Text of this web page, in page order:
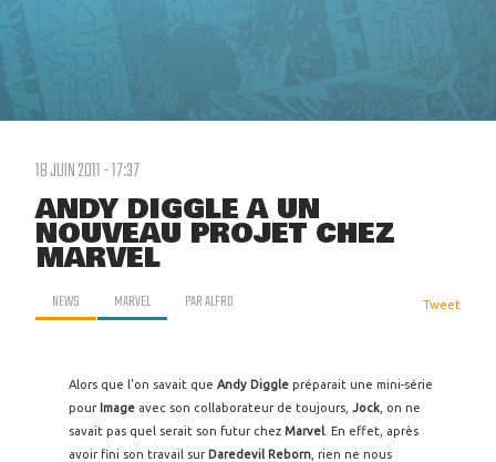
18 JUIN 2011 - 17:37
ANDY DIGGLE A UN
NOUVEAU PROJET CHEZ
MARVEL
NEWS MARVEL PARALFRO Tweet
Alors que l'on savait que Andy Diggle préparait une mini-série
pour Image avec son collaborateur de toujours, Jock , on ne
savait pas quel serait son futur chez Marvel . En effet, après
avoir fini son travail surDaredevil Reborn , rien ne nous